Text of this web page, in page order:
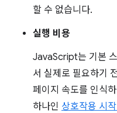
할 수 없습니다.
실행 비용
JavaScript는 기본
서 실제로 필요하기
페이지 속도를 인식
하나인 상호작용 시